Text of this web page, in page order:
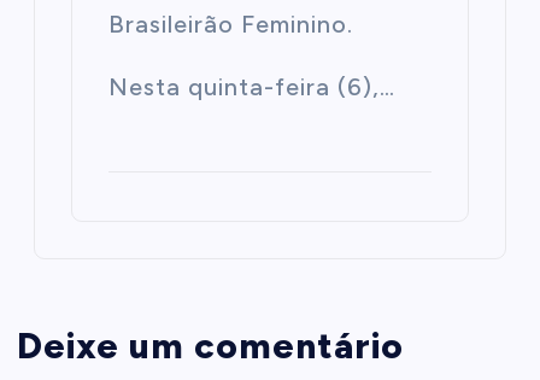
Brasileirão Feminino.
Nesta quinta-feira (6),…
Deixe um comentário